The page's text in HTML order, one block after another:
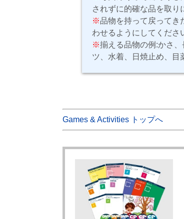
されずに的確な品を取り
※品物を持って戻ってき
わせるようにしてくださ
※揃える品物の例:かさ
ツ、水着、日焼止め、目
Games & Activities トップへ